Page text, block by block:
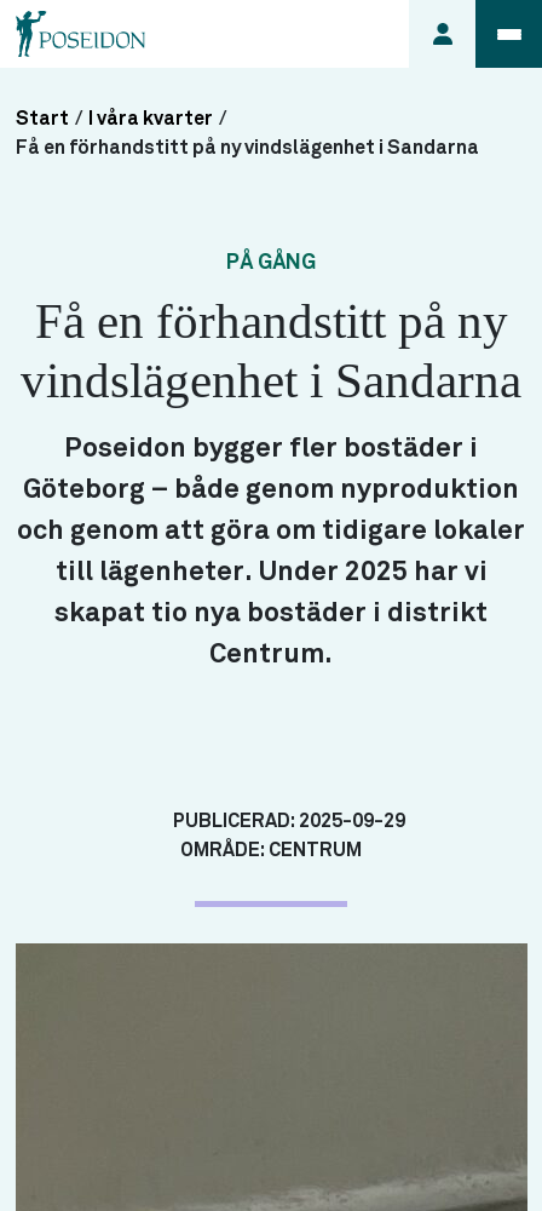
Anmäl ett
hyra
Så här
lägenhet
Start / I våra kvarter /
Få en förhandstitt på ny vindslägenhet i Sandarna
PÅ GÅNG
Få en förhandstitt på ny
vindslägenhet i Sandarna
Poseidon bygger fler bostäder i
Göteborg – både genom nyproduktion
och genom att göra om tidigare lokaler
till lägenheter. Under 2025 har vi
skapat tio nya bostäder i distrikt
Centrum.
PUBLICERAD: 2025-09-29
OMRÅDE: CENTRUM